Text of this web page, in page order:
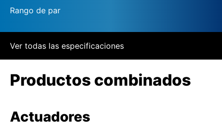
Rango de par
Ver todas las especificaciones
Productos combinados
Actuadores